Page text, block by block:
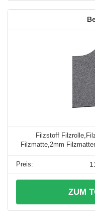
Filzstoff
Filzmatte,2mm
ZUM